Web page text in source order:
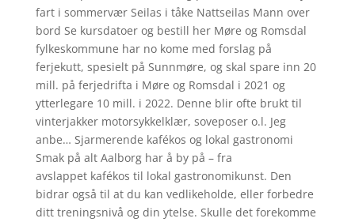
fart i sommervær Seilas i tåke Nattseilas Mann over
bord Se kursdatoer og bestill her Møre og Romsdal
fylkeskommune har no kome med forslag på
ferjekutt, spesielt på Sunnmøre, og skal spare inn 20
mill. på ferjedrifta i Møre og Romsdal i 2021 og
ytterlegare 10 mill. i 2022. Denne blir ofte brukt til
vinterjakker motorsykkelklær, soveposer o.l. Jeg
anbe… Sjarmerende kafékos og lokal gastronomi
Smak på alt Aalborg har å by på – fra
avslappet kafékos til lokal gastronomikunst. Den
bidrar også til at du kan vedlikeholde, eller forbedre
ditt treningsnivå og din ytelse. Skulle det forekomme